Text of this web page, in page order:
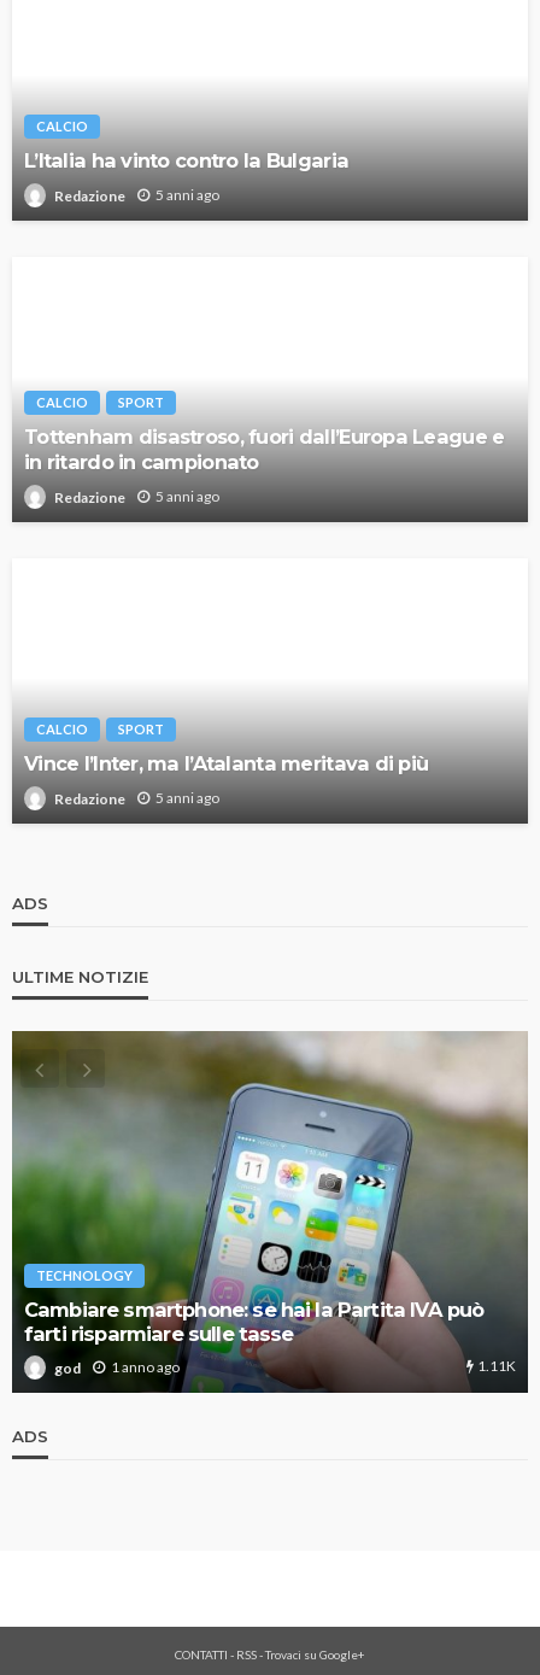
CALCIO
L’Italia ha vinto contro la Bulgaria
Redazione 5 anni ago
CALCIO SPORT
Tottenham disastroso, fuori dall’Europa League e
in ritardo in campionato
Redazione 5 anni ago
CALCIO SPORT
Vince l’Inter, ma l’Atalanta meritava di più
Redazione 5 anni ago
ADS
ULTIME NOTIZIE
TECHNOLOGY
Cambiare smartphone: se hai la Partita IVA può
farti risparmiare sulle tasse
god 1 anno ago 1.11K
ADS
CONTATTI - RSS-Trovaci su Google+